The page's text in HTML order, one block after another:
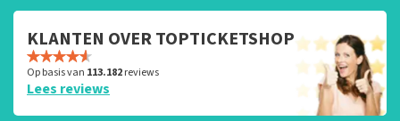
KLANTEN OVER TOPTICKETSHOP
Op basis van 113.182reviews
Lees reviews